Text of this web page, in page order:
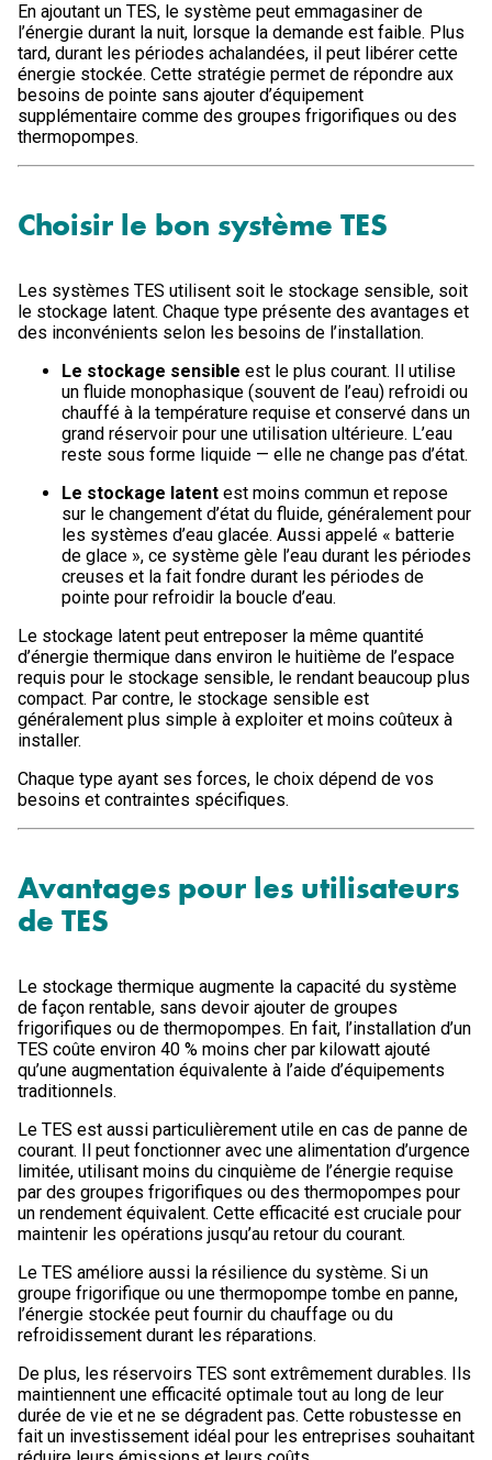
En ajoutant un TES, le système peut emmagasiner de
l’énergie durant la nuit, lorsque la demande est faible. Plus
tard, durant les périodes achalandées, il peut libérer cette
énergie stockée. Cette stratégie permet de répondre aux
besoins de pointe sans ajouter d’équipement
supplémentaire comme des groupes frigorifiques ou des
thermopompes.
Choisir le bon système TES
Les systèmes TES utilisent soit le stockage sensible, soit
le stockage latent. Chaque type présente des avantages et
des inconvénients selon les besoins de l’installation.
Le stockage sensible est le plus courant. Il utilise
un fluide monophasique (souvent de l’eau) refroidi ou
chauffé à la température requise et conservé dans un
grand réservoir pour une utilisation ultérieure. L’eau
reste sous forme liquide — elle ne change pas d’état.
Le stockage latent est moins commun et repose
sur le changement d’état du fluide, généralement pour
les systèmes d’eau glacée. Aussi appelé « batterie
de glace », ce système gèle l’eau durant les périodes
creuses et la fait fondre durant les périodes de
pointe pour refroidir la boucle d’eau.
Le stockage latent peut entreposer la même quantité
d’énergie thermique dans environ le huitième de l’espace
requis pour le stockage sensible, le rendant beaucoup plus
compact. Par contre, le stockage sensible est
généralement plus simple à exploiter et moins coûteux à
installer.
Chaque type ayant ses forces, le choix dépend de vos
besoins et contraintes spécifiques.
Avantages pour les utilisateurs
de TES
Le stockage thermique augmente la capacité du système
de façon rentable, sans devoir ajouter de groupes
frigorifiques ou de thermopompes. En fait, l’installation d’un
TES coûte environ 40 % moins cher par kilowatt ajouté
qu’une augmentation équivalente à l’aide d’équipements
traditionnels.
Le TES est aussi particulièrement utile en cas de panne de
courant. Il peut fonctionner avec une alimentation d’urgence
limitée, utilisant moins du cinquième de l’énergie requise
par des groupes frigorifiques ou des thermopompes pour
un rendement équivalent. Cette efficacité est cruciale pour
maintenir les opérations jusqu’au retour du courant.
Le TES améliore aussi la résilience du système. Si un
groupe frigorifique ou une thermopompe tombe en panne,
l’énergie stockée peut fournir du chauffage ou du
refroidissement durant les réparations.
De plus, les réservoirs TES sont extrêmement durables. Ils
maintiennent une efficacité optimale tout au long de leur
durée de vie et ne se dégradent pas. Cette robustesse en
fait un investissement idéal pour les entreprises souhaitant